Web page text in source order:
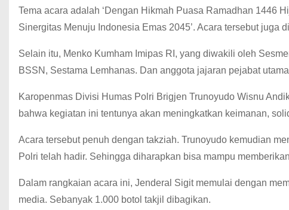
Tema acara adalah ‘Dengan Hikmah Puasa Ramadhan 1446
Sinergitas Menuju Indonesia Emas 2045’. Acara tersebut
Selain itu, Menko Kumham Imipas RI, yang diwakili oleh
BSSN, Sestama Lemhanas. Dan anggota jajaran pejabat
Karopenmas Divisi Humas Polri Brigjen Trunoyudo Wisnu
bahwa kegiatan ini tentunya akan meningkatkan keimanan,
Acara tersebut penuh dengan takziah. Trunoyudo kemudian
Polri telah hadir. Sehingga diharapkan bisa mampu
Dalam rangkaian acara ini, Jenderal Sigit memulai dengan
media. Sebanyak 1.000 botol takjil dibagikan.